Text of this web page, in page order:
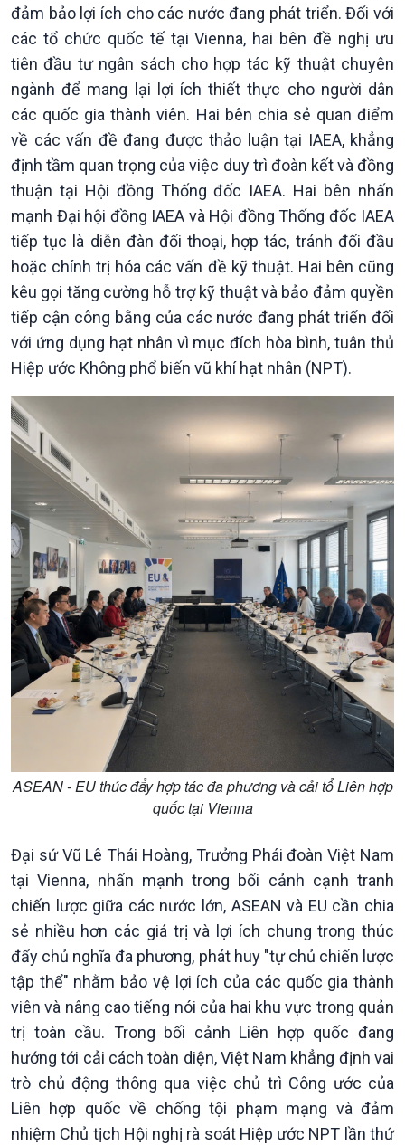
Chính trị
Tin Chính trị
Chính phủ với người dân
Quốc hội với cử tri
Xây dựng đảng
Đảng trong cuộc sống
Nhận diện sự thật
Pháp luật và đời sống
Thế giới
Tin thế giới
Vấn đề quốc tế
Hồ sơ sự kiện quốc tế
Thế giới & Việt Nam
Biên cương - Một dải vững
bền
Tin Kinh tế
Sức sống hàng Việt
Khởi nghiệp
Tuyên chiến với gian lận
thương mại
Tin Nông nghiệp & Biển
đảo
Biển đảo Việt Nam
Tâm tình biên giới và hải
đảo
Tìm hiểu biển, đảo Việt
Nam
đảm bảo lợi ích cho các nước đang phát triển. Đối với
các tổ chức quốc tế tại Vienna, hai bên đề nghị ưu
tiên đầu tư ngân sách cho hợp tác kỹ thuật chuyên
ngành để mang lại lợi ích thiết thực cho người dân
các quốc gia thành viên. Hai bên chia sẻ quan điểm
về các vấn đề đang được thảo luận tại IAEA, khẳng
định tầm quan trọng của việc duy trì đoàn kết và đồng
thuận tại Hội đồng Thống đốc IAEA. Hai bên nhấn
mạnh Đại hội đồng IAEA và Hội đồng Thống đốc IAEA
tiếp tục là diễn đàn đối thoại, hợp tác, tránh đối đầu
hoặc chính trị hóa các vấn đề kỹ thuật. Hai bên cũng
kêu gọi tăng cường hỗ trợ kỹ thuật và bảo đảm quyền
tiếp cận công bằng của các nước đang phát triển đối
với ứng dụng hạt nhân vì mục đích hòa bình, tuân thủ
Hiệp ước Không phổ biến vũ khí hạt nhân (NPT).
ASEAN - EU thúc đẩy hợp tác đa phương và cải tổ Liên hợp
quốc tại Vienna
Đại sứ Vũ Lê Thái Hoàng, Trưởng Phái đoàn Việt Nam
tại Vienna, nhấn mạnh trong bối cảnh cạnh tranh
chiến lược giữa các nước lớn, ASEAN và EU cần chia
sẻ nhiều hơn các giá trị và lợi ích chung trong thúc
đẩy chủ nghĩa đa phương, phát huy "tự chủ chiến lược
tập thể" nhằm bảo vệ lợi ích của các quốc gia thành
viên và nâng cao tiếng nói của hai khu vực trong quản
trị toàn cầu. Trong bối cảnh Liên hợp quốc đang
hướng tới cải cách toàn diện, Việt Nam khẳng định vai
trò chủ động thông qua việc chủ trì Công ước của
Liên hợp quốc về chống tội phạm mạng và đảm
nhiệm Chủ tịch Hội nghị rà soát Hiệp ước NPT lần thứ